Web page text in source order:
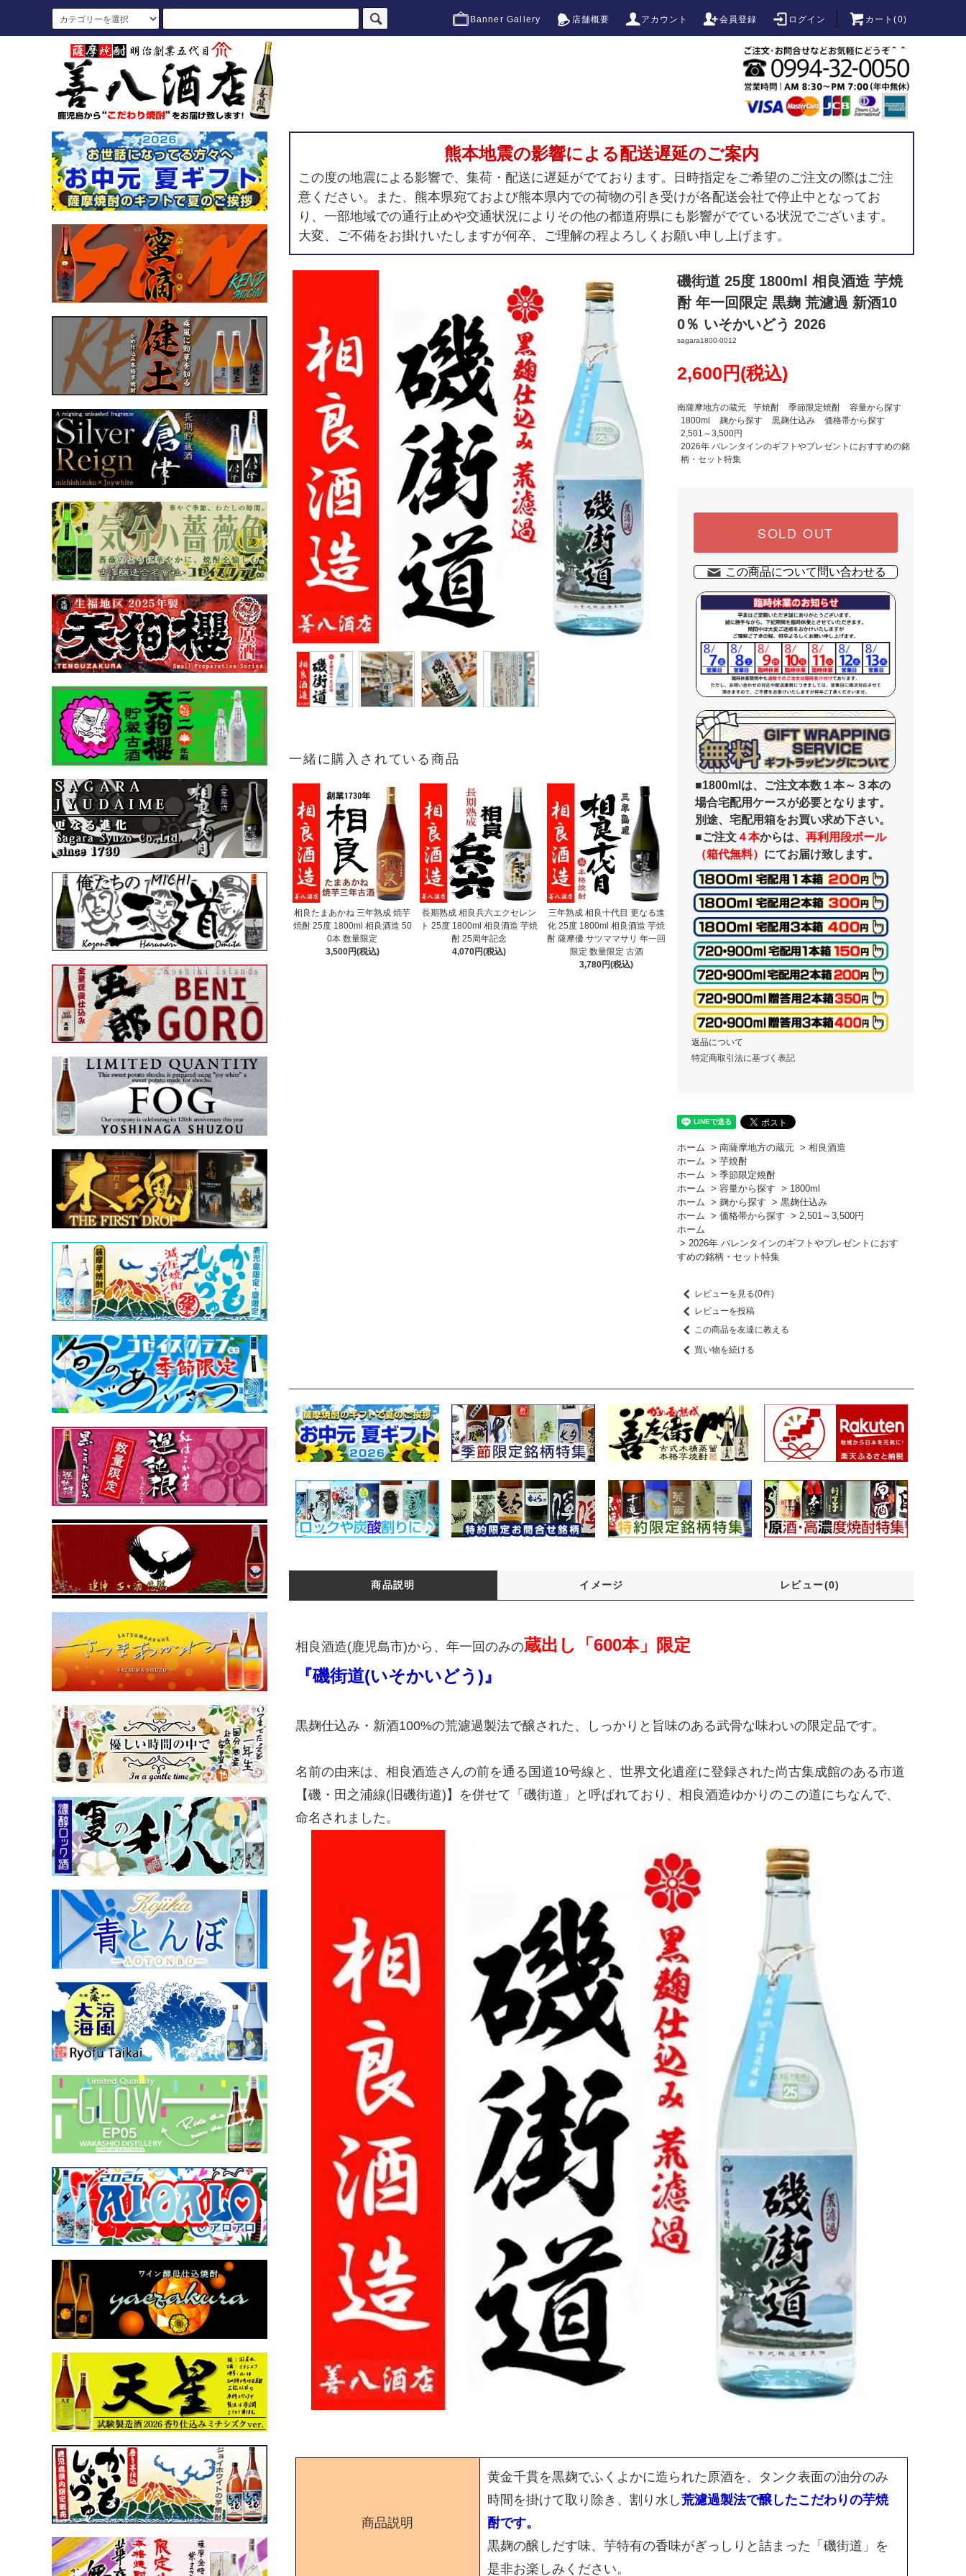
Banner Gallery 店舗概要 アカウント 会員登録 ログイン カート(0)
熊本地震の影響による配送遅延のご案内
この度の地震による影響で、集荷・配送に遅延がでております。日時指定をご希望のご注文の際はご注
意ください。また、熊本県宛ておよび熊本県内での荷物の引き受けが各配送会社で停止中となってお
り、一部地域での通行止めや交通状況によりその他の都道府県にも影響がでている状況でございます。
大変、ご不備をお掛けいたしますが何卒、ご理解の程よろしくお願い申し上げます。
一緒に購入されている商品
相良たまあかね 三年熟成 焼芋
焼酎 25度 1800ml 相良酒造 50
0本 数量限定
3,500円(税込)
長期熟成 相良兵六エクセレン
ト 25度 1800ml 相良酒造 芋焼
酎 25周年記念
4,070円(税込)
三年熟成 相良十代目 更なる進
化 25度 1800ml 相良酒造 芋焼
酎 薩摩優 サツママサリ 年一回
限定 数量限定 古酒
3,780円(税込)
磯街道 25度 1800ml 相良酒造 芋焼
酎 年一回限定 黒麹 荒濾過 新酒10
0％ いそかいどう 2026
sagara1800-0012
2,600円(税込)
南薩摩地方の蔵元 芋焼酎 季節限定焼酎
容量から探す
1800ml
麹から探す 黒麹仕込み
価格帯から探す
2,501～3,500円
2026年 バレンタインのギフトやプレゼントにおすすめの銘
柄・セット特集
SOLD OUT
この商品について問い合わせる
■1800mlは、ご注文本数１本～３本の
場合宅配用ケースが必要となります。
別途、宅配用箱をお買い求め下さい。
■ご注文４本からは、 再利用段ボール
（箱代無料） にてお届け致します。
返品について
特定商取引法に基づく表記
ホーム > 南薩摩地方の蔵元 > 相良酒造
ホーム > 芋焼酎
ホーム > 季節限定焼酎
ホーム > 容量から探す > 1800ml
ホーム > 麹から探す > 黒麹仕込み
ホーム > 価格帯から探す > 2,501～3,500円
ホーム
> 2026年 バレンタインのギフトやプレゼントにおす
すめの銘柄・セット特集
レビューを見る(0件)
レビューを投稿
この商品を友達に教える
買い物を続ける
商品説明 イメージ レビュー(0)
相良酒造(鹿児島市)から、年一回のみの蔵出し「600本」限定
『磯街道(いそかいどう)』
黒麹仕込み・新酒100%の荒濾過製法で醸された、しっかりと旨味のある武骨な味わいの限定品です。
名前の由来は、相良酒造さんの前を通る国道10号線と、世界文化遺産に登録された尚古集成館のある市道
【磯・田之浦線(旧磯街道)】を併せて「磯街道」と呼ばれており、相良酒造ゆかりのこの道にちなんで、
命名されました。
商品説明
黄金千貫を黒麹でふくよかに造られた原酒を、タンク表面の油分のみ
時間を掛けて取り除き、割り水し荒濾過製法で醸したこだわりの芋焼
酎です。
黒麹の醸しだす味、芋特有の香味がぎっしりと詰まった「磯街道」を
是非お楽しみください。